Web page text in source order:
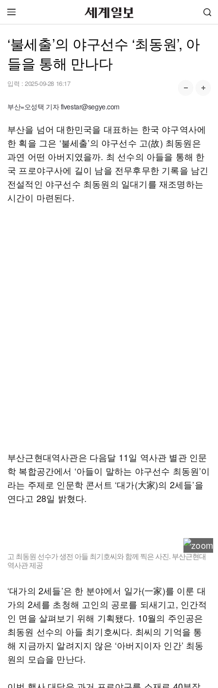
‘불세출’의 야구선수 ‘최동원’, 아
들을 통해 만나다
입력 : 2025-09-28 16:17
부산=오성택 기자 fivestar@segye.com
부산을 넘어 대한민국을 대표하는 한국 야구역사에
한 획을 그은 ‘불세출’의 야구선수 고(故) 최동원은
과연 어떤 아버지였을까. 최 선수의 아들을 통해 한
국 프로야구사에 길이 남을 전무후무한 기록을 남긴
전설적인 야구선수 최동원의 일대기를 재조명하는
시간이 마련된다.
부산근현대역사관은 다음달 11일 역사관 별관 인문
학 복합공간에서 ‘아들이 말하는 야구선수 최동원’이
라는 주제로 인문학 콘서트 ‘대가(大家)의 2세들’을
연다고 28일 밝혔다.
고 최동원 선수가 생전 아들 최기호씨와 함께 찍은 사진. 부산근현대
역사관 제공
‘대가의 2세들’은 한 분야에서 일가(一家)를 이룬 대
가의 2세를 초청해 고인의 공로를 되새기고, 인간적
인 면을 살펴보기 위해 기획됐다. 10월의 주인공은
최동원 선수의 아들 최기호씨다. 최씨의 기억을 통
해 지금까지 알려지지 않은 ‘아버지이자 인간’ 최동
원의 모습을 만난다.